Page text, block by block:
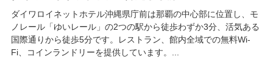
ダイワロイネットホテル沖縄県庁前は那覇の中心部に位置し、モ
ノレール「ゆいレール」の2つの駅から徒歩わずか3分、活気ある
国際通りから徒歩5分です。レストラン、館内全域での無料Wi-
Fi、コインランドリーを提供しています。...